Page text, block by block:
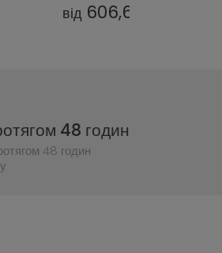
від 606,60 ₴
48 годин
48 годин